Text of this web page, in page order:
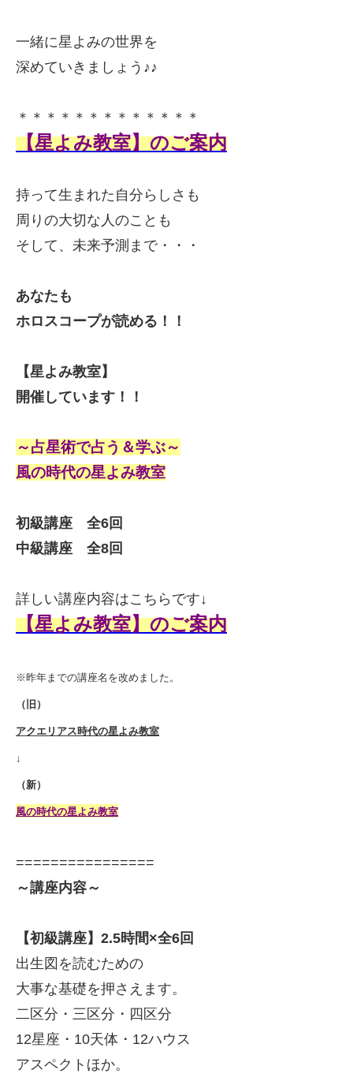
一緒に星よみの世界を
深めていきましょう♪♪
＊＊＊＊＊＊＊＊＊＊＊＊＊
【星よみ教室】のご案内
持って生まれた自分らしさも
周りの大切な人のことも
そして、未来予測まで・・・
あなたも
ホロスコープが読める！！
【星よみ教室】
開催しています！！
～占星術で占う＆学ぶ～
風の時代の星よみ教室
初級講座 全6回
中級講座 全8回
詳しい講座内容はこちらです↓
【星よみ教室】のご案内
※昨年までの講座名を改めました。
（旧）
アクエリアス時代の星よみ教室
↓
（新）
風の時代の星よみ教室
================
～講座内容～
【初級講座】 2.5時間×全6回
出生図を読むための
大事な基礎を押さえます。
二区分・三区分・四区分
12星座・10天体・12ハウス
アスペクトほか。